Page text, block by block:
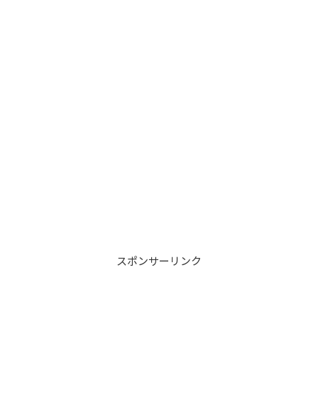
スポンサーリンク